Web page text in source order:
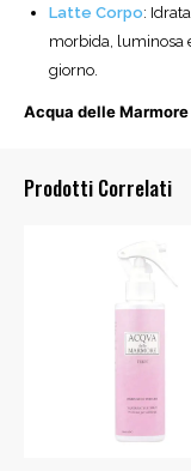
Latte Corpo:
morbida, luminosa
giorno.
Acqua delle Marmore
Prodotti Correlati